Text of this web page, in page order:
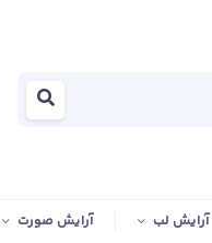
آرایش لب آرایش صورت